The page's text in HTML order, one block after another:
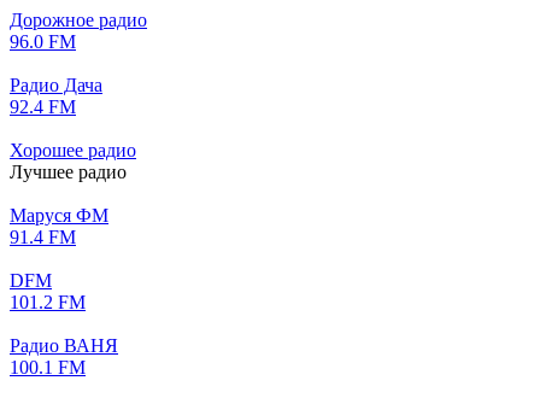
Дорожное радио
96.0 FM
Радио Дача
92.4 FM
Хорошее радио
Лучшее радио
Маруся ФМ
91.4 FM
DFM
101.2 FM
Радио ВАНЯ
100.1 FM